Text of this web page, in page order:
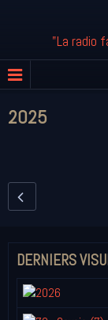
"La radio
2025
DERNIERS